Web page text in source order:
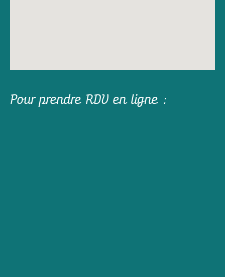
Pour prendre RDV en ligne :